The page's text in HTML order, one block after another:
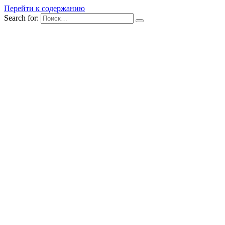
Перейти к содержанию
Search for: